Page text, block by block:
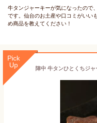
牛タンジャーキーが気になったので
です。仙台のお土産や口コミがいい
め商品を教えてください！
Pick
Up